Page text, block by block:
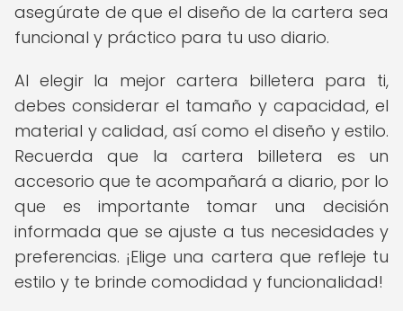
asegúrate de que el diseño de la cartera sea
funcional y práctico para tu uso diario.
Al elegir la mejor cartera billetera para ti,
debes considerar el tamaño y capacidad, el
material y calidad, así como el diseño y estilo.
Recuerda que la cartera billetera es un
accesorio que te acompañará a diario, por lo
que es importante tomar una decisión
informada que se ajuste a tus necesidades y
preferencias. ¡Elige una cartera que refleje tu
estilo y te brinde comodidad y funcionalidad!